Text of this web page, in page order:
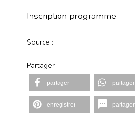
Inscription programme
Source :
Partager
partager partager
enregistrer partager